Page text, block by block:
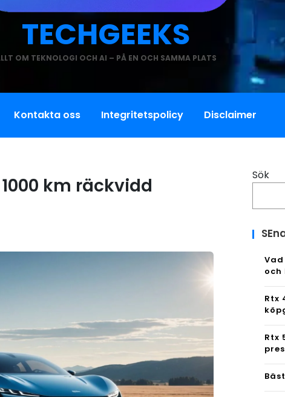
TECHGEEKS
OM TEKNOLOGI OCH AI – PÅ EN OCH SAMMA PLATS
Kontakta oss Integritetspolicy Disclaimer
km räckvidd
Sök
och
Rtx
Rtx